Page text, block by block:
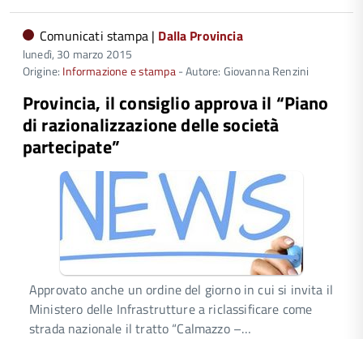
Comunicati stampa | Dalla Provincia
lunedì, 30 marzo 2015
Origine: Informazione e stampa- Autore: Giovanna Renzini
Provincia, il consiglio approva il “Piano
di razionalizzazione delle società
partecipate”
Approvato anche un ordine del giorno in cui si invita il
Ministero delle Infrastrutture a riclassificare come
strada nazionale il tratto “Calmazzo –…